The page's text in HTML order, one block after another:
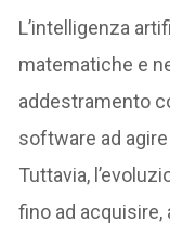
L’intelligenza
matematiche e
addestramento
software ad
Tuttavia,
fino ad acquisire,